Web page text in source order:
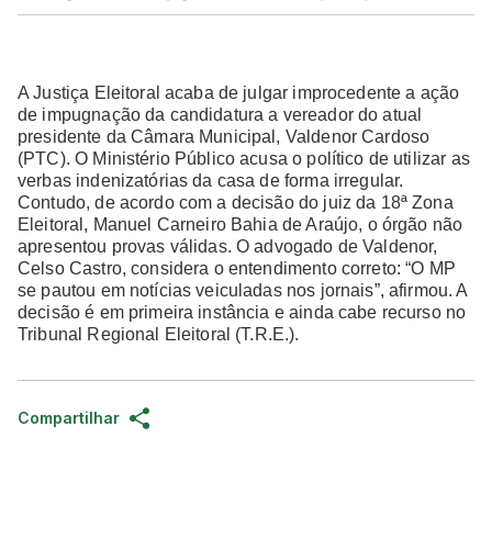
A Justiça Eleitoral acaba de julgar improcedente a ação
de impugnação da candidatura a vereador do atual
presidente da Câmara Municipal, Valdenor Cardoso
(PTC). O Ministério Público acusa o político de utilizar as
verbas indenizatórias da casa de forma irregular.
Contudo, de acordo com a decisão do juiz da 18ª Zona
Eleitoral, Manuel Carneiro Bahia de Araújo, o órgão não
apresentou provas válidas. O advogado de Valdenor,
Celso Castro, considera o entendimento correto: “O MP
se pautou em notícias veiculadas nos jornais”, afirmou. A
decisão é em primeira instância e ainda cabe recurso no
Tribunal Regional Eleitoral (T.R.E.).
Compartilhar